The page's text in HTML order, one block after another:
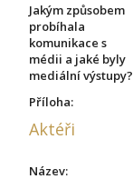
Jakým způsobem
probíhala
komunikace s
médii a jaké byly
mediální výstupy?
Příloha:
Aktéři
Název: